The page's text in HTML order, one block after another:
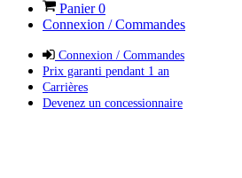
Panier0
Connexion / Commandes
Connexion / Commandes
Prix garanti pendant 1 an
Carrières
Devenez un concessionnaire